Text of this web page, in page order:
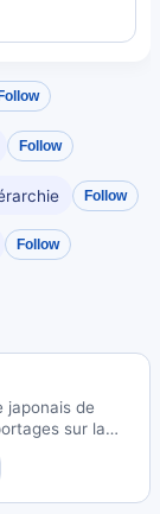
Follow
Follow
Follow
Follow
japonais de
sur la
dans les
de startups au